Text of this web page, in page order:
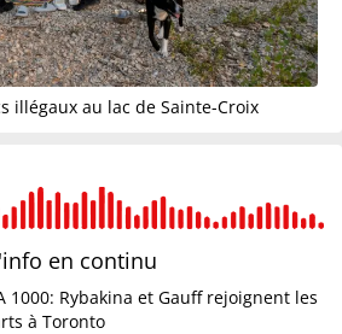
illégaux au lac de Sainte-Croix
en continu
1000: Rybakina et Gauff rejoignent les
à Toronto